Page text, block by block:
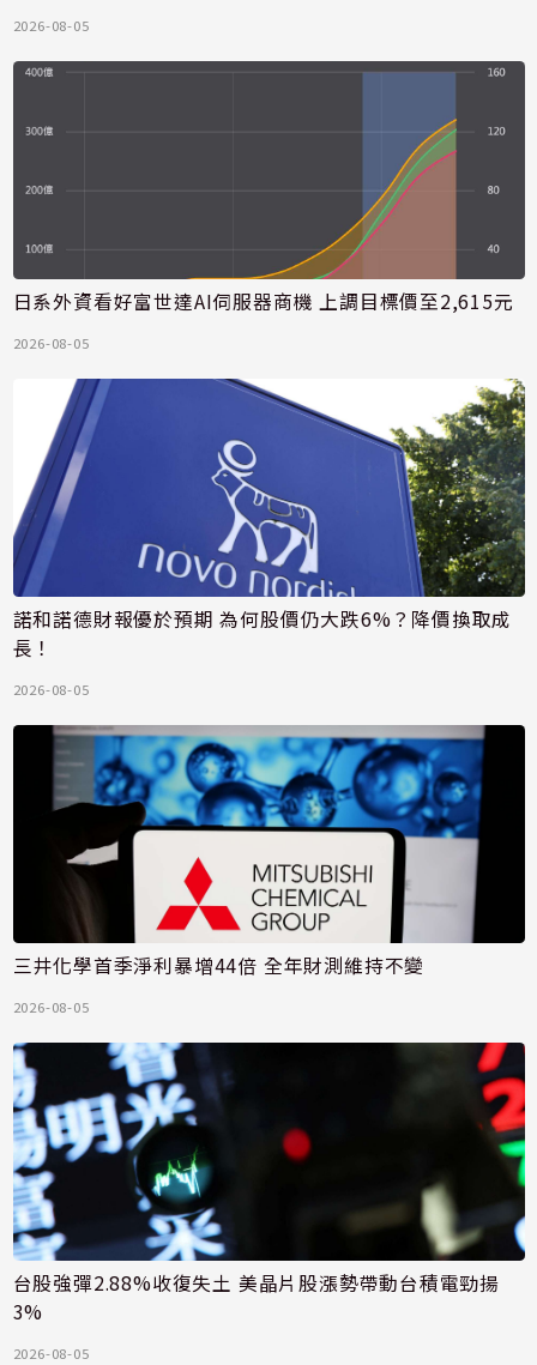
2026-08-05
日系外資看好富世達AI伺服器商機 上調目標價至2,615元
2026-08-05
諾和諾德財報優於預期 為何股價仍大跌6%？降價換取成
長！
2026-08-05
三井化學首季淨利暴增44倍 全年財測維持不變
2026-08-05
台股強彈2.88%收復失土 美晶片股漲勢帶動台積電勁揚
3%
2026-08-05